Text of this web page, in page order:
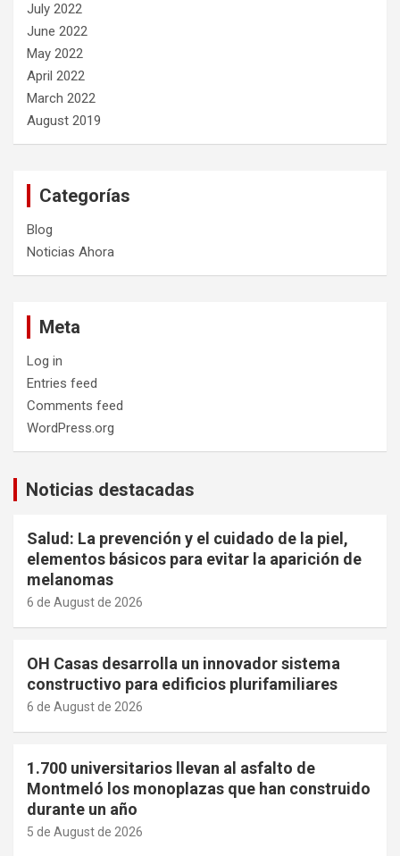
July 2022
June 2022
May 2022
April 2022
March 2022
August 2019
Categorías
Blog
Noticias Ahora
Meta
Log in
Entries feed
Comments feed
WordPress.org
Noticias destacadas
Salud: La prevención y el cuidado de la piel,
elementos básicos para evitar la aparición de
melanomas
6 de August de 2026
OH Casas desarrolla un innovador sistema
constructivo para edificios plurifamiliares
6 de August de 2026
1.700 universitarios llevan al asfalto de
Montmeló los monoplazas que han construido
durante un año
5 de August de 2026